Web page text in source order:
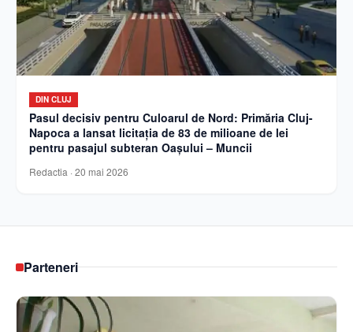
DIN CLUJ
Pasul decisiv pentru Culoarul de Nord: Primăria Cluj-
Napoca a lansat licitația de 83 de milioane de lei
pentru pasajul subteran Oașului – Muncii
Redactia · 20 mai 2026
Parteneri